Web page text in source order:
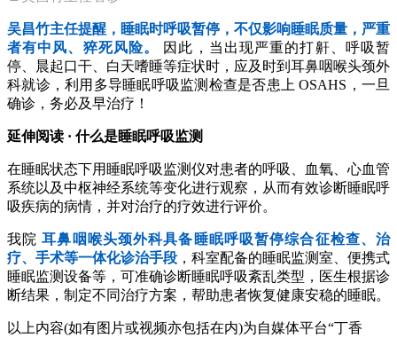
吴昌竹主任提醒，睡眠时呼吸暂停，不仅影响睡眠质量，严重
者有中风、猝死风险。
因此，当出现严重的打鼾、呼吸暂
停、晨起口干、白天嗜睡等症状时，应及时到耳鼻咽喉头颈外
科就诊，利用多导睡眠呼吸监测检查是否患上 OSAHS，一旦
确诊，务必及早治疗！
延伸阅读 · 什么是睡眠呼吸监测
在睡眠状态下用睡眠呼吸监测仪对患者的呼吸、血氧、心血管
系统以及中枢神经系统等变化进行观察，从而有效诊断睡眠呼
吸疾病的病情，并对治疗的疗效进行评价。
我院耳鼻咽喉头颈外科具备睡眠呼吸暂停综合征检查、治
疗、手术等一体化诊治手段 ，科室配备的睡眠监测室、便携式
睡眠监测设备等，可准确诊断睡眠呼吸紊乱类型，医生根据诊
断结果，制定不同治疗方案，帮助患者恢复健康安稳的睡眠。
以上内容(如有图片或视频亦包括在内)为自媒体平台“丁香